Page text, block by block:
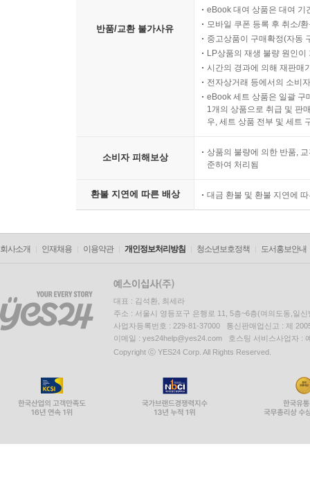
반품/교환 불가사유
eBook 대여 상품은 대여 기
모바일 쿠폰 등록 후 취소/
중고상품이 구매확정(자동
LP상품의 재생 불량 원인
시간의 경과에 의해 재판매
전자상거래 등에서의 소비
eBook 세트 상품은 일괄 구
1개의 상품으로 취급 및 판
우, 세트 상품 전부 및 세트
소비자 피해보상
상품의 불량에 의한 반품,
준하여 처리됨
환불 지연에 따른 배상 대금 환불 및 환불 지연에
회사소개 인재채용 이용약관 개인정보처리방침 청소년보호정책 도서홍보안내
대표 : 김석환, 최세라
주소 : 서울시 영등포구 은행로 11, 5층~6층(여의도동,일신
사업자등록번호 : 229-81-37000 통신판매업신고 : 제
이메일 : yes24help@yes24.com 호스팅 서비스사업자 :
Copyright ⓒ YES24 Corp. All Rights Reserved.